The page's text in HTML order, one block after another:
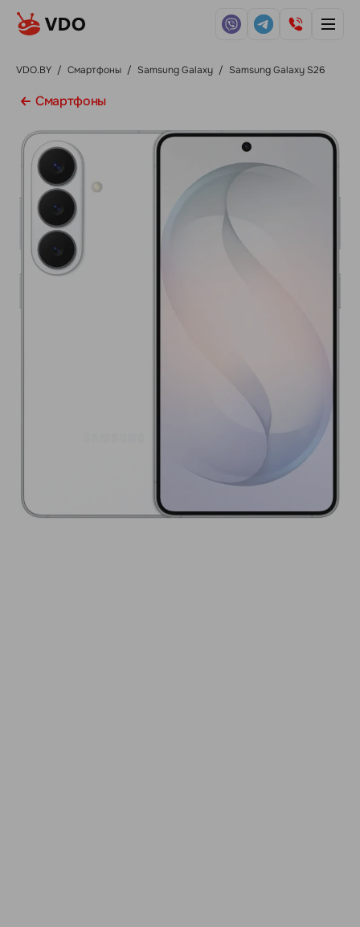
VDO.BY / Смартфоны / Samsung Galaxy / Samsung Galaxy S26
Смартфоны